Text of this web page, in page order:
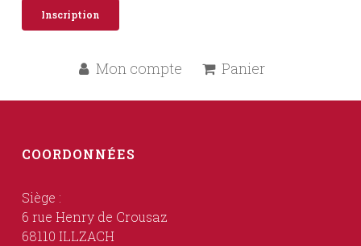
Inscription
Mon compte Panier
COORDONNÉES
Siège :
6 rue Henry de Crousaz
68110 ILLZACH